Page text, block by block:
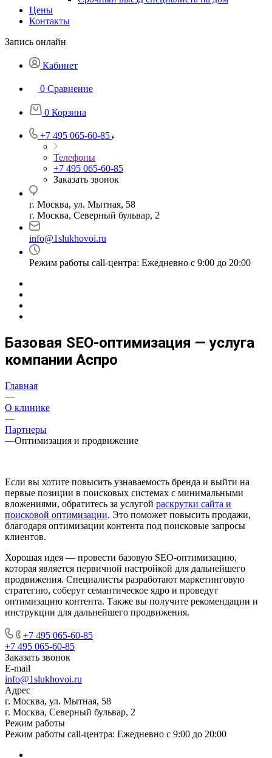
Цены
Контакты
Запись онлайн
Кабинет
0 Сравнение
0 Корзина
+7 495 065-60-85
Телефоны
+7 495 065-60-85
Заказать звонок
г. Москва, ул. Мытная, 58
г. Москва, Северный бульвар, 2
info@1slukhovoi.ru
Режим работы call-центра: Ежедневно с 9:00 до 20:00
Базовая SEO-оптимизация — услуга
компании Аспро
Главная
—
О клинике
—
Партнеры
—Оптимизация и продвижение
Если вы хотите повысить узнаваемость бренда и выйти на
первые позиции в поисковых системах с минимальными
вложениями, обратитесь за услугой раскрутки сайта и
поисковой оптимизации. Это поможет повысить продажи,
благодаря оптимизации контента под поисковые запросы
клиентов.
Хорошая идея — провести базовую SEO-оптимизацию,
которая является первичной настройкой для дальнейшего
продвижения. Специалисты разработают маркетинговую
стратегию, соберут семантическое ядро и проведут
оптимизацию контента. Также вы получите рекомендации и
инструкции для дальнейшего продвижения.
+7 495 065-60-85
+7 495 065-60-85
Заказать звонок
E-mail
info@1slukhovoi.ru
Адрес
г. Москва, ул. Мытная, 58
г. Москва, Северный бульвар, 2
Режим работы
Режим работы call-центра: Ежедневно с 9:00 до 20:00